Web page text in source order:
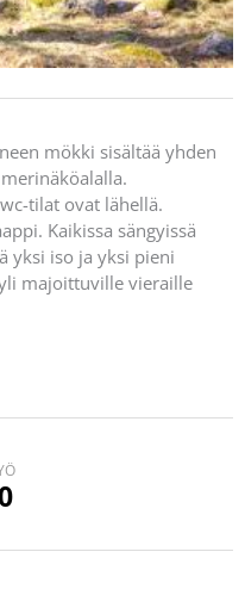
mökki sisältää yhden
tilat ovat lähellä.
Kaikissa sängyissä
yksi iso ja yksi pieni
majoittuville vieraille